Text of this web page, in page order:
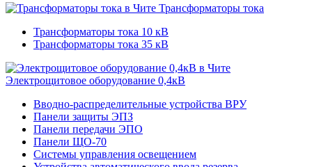
Трансформаторы тока
Трансформаторы тока 10 кВ
Трансформаторы тока 35 кВ
Электрощитовое оборудование 0,4кВ
Вводно-распределительные устройства ВРУ
Панели защиты ЭПЗ
Панели передачи ЭПО
Панели ЩО-70
Системы управления освещением